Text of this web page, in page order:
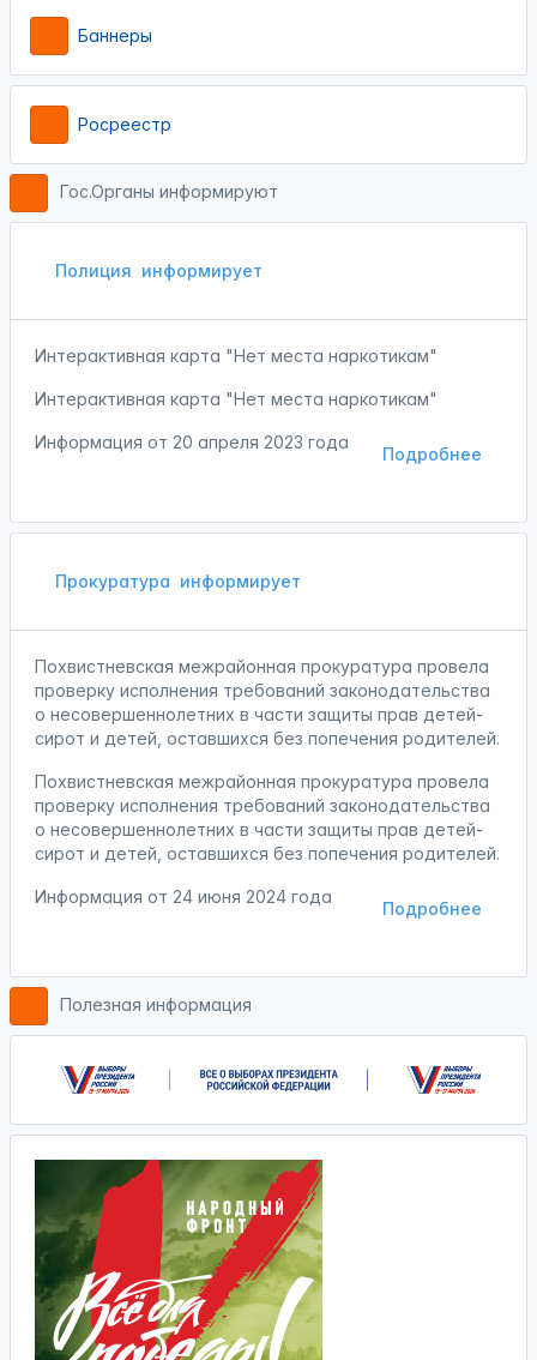
Баннеры
Росреестр
Гос.Органы информируют
Полиция информирует
Интерактивная карта "Нет места наркотикам"
Интерактивная карта "Нет места наркотикам"
Подробнее
Информация от 20 апреля 2023 года
Прокуратура информирует
Похвистневская межрайонная прокуратура провела
проверку исполнения требований законодательства
о несовершеннолетних в части защиты прав детей-
сирот и детей, оставшихся без попечения родителей.
Похвистневская межрайонная прокуратура провела
проверку исполнения требований законодательства
о несовершеннолетних в части защиты прав детей-
сирот и детей, оставшихся без попечения родителей.
Подробнее
Информация от 24 июня 2024 года
Полезная информация